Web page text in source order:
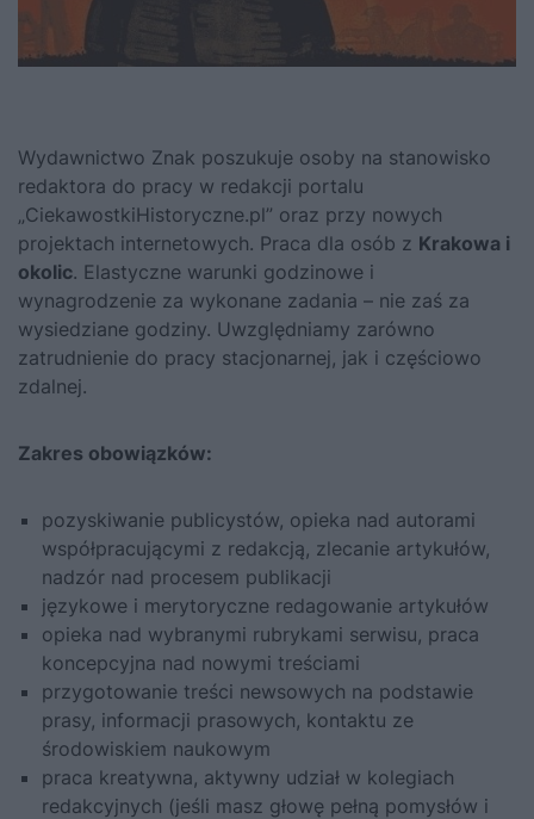
Wydawnictwo Znak poszukuje osoby na stanowisko
redaktora do pracy w redakcji portalu
„CiekawostkiHistoryczne.pl” oraz przy nowych
projektach internetowych. Praca dla osób z Krakowa i
okolic. Elastyczne warunki godzinowe i
wynagrodzenie za wykonane zadania – nie zaś za
wysiedziane godziny. Uwzględniamy zarówno
zatrudnienie do pracy stacjonarnej, jak i częściowo
zdalnej.
Zakres obowiązków:
pozyskiwanie publicystów, opieka nad autorami
współpracującymi z redakcją, zlecanie artykułów,
nadzór nad procesem publikacji
językowe i merytoryczne redagowanie artykułów
opieka nad wybranymi rubrykami serwisu, praca
koncepcyjna nad nowymi treściami
przygotowanie treści newsowych na podstawie
prasy, informacji prasowych, kontaktu ze
środowiskiem naukowym
praca kreatywna, aktywny udział w kolegiach
redakcyjnych (jeśli masz głowę pełną pomysłów i